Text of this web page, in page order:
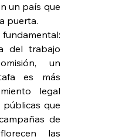
un país que
puerta.
del trabajo
un
es más
legal
que
de
las